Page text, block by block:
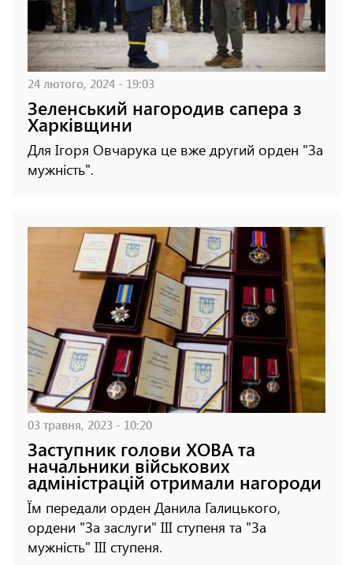
24 лютого, 2024 - 19:03
Зеленський нагородив сапера з
Харківщини
Для Ігоря Овчарука це вже другий орден "За
мужність".
03 травня, 2023 - 10:20
Заступник голови ХОВА та
начальники військових
адміністрацій отримали нагороди
Їм передали орден Данила Галицького,
ордени "За заслуги" III ступеня та "За
мужність" III ступеня.